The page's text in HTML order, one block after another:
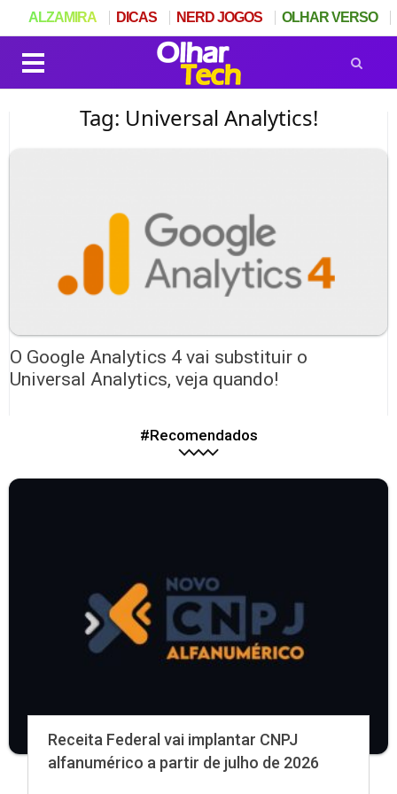
Tag: Universal Analytics!
O Google Analytics 4 vai substituir o
Universal Analytics, veja quando!
#Recomendados
Receita Federal vai implantar CNPJ
alfanumérico a partir de julho de 2026
ALZAMIRA DICAS NERD JOGOS OLHAR VERSO